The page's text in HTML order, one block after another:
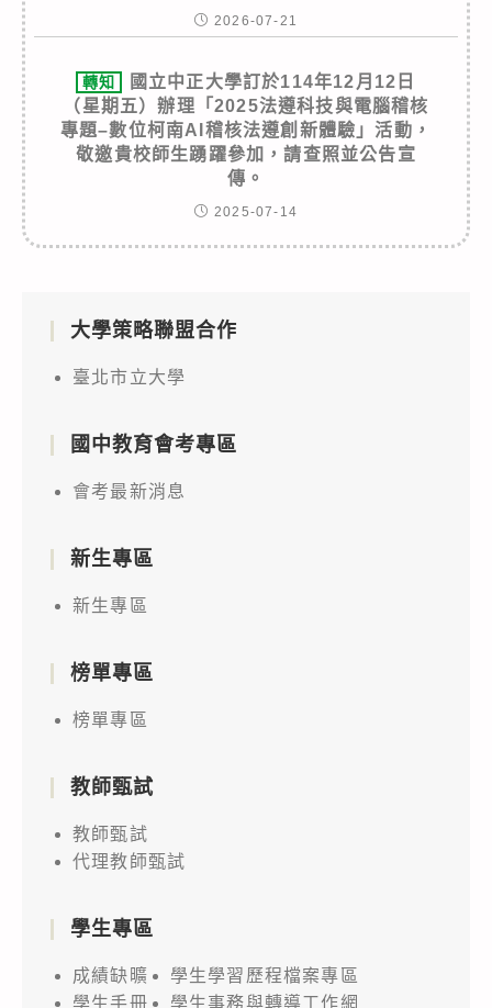
2026-07-21
轉知
國立中正大學訂於114年12月12日
（星期五）辦理「2025法遵科技與電腦稽核
專題–數位柯南AI稽核法遵創新體驗」活動，
敬邀貴校師生踴躍參加，請查照並公告宣
傳。
2025-07-14
大學策略聯盟合作
臺北市立大學
國中教育會考專區
會考最新消息
新生專區
新生專區
榜單專區
榜單專區
教師甄試
教師甄試
代理教師甄試
學生專區
成績缺曠
學生學習歷程檔案專區
學生手冊
學生事務與轉導工作網